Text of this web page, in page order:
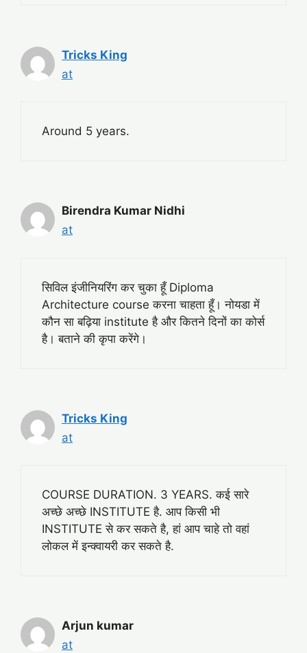
Tricks King
at
Around 5 years.
Birendra Kumar Nidhi
at
सिविल इंजीनियरिंग कर चुका हूँ Diploma
Architecture course करना चाहता हूँ। नोयडा में
कौन सा बढ़िया institute है और कितने दिनों का कोर्स
है। बताने की कृपा करेंगे।
Tricks King
at
COURSE DURATION. 3 YEARS. कई सारे
अच्छे अच्छे INSTITUTE है. आप किसी भी
INSTITUTE से कर सकते है, हां आप चाहे तो वहां
लोकल में इन्क्वायरी कर सकते है.
Arjun kumar
at